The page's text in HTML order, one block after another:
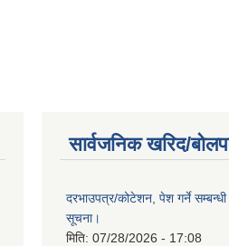
सार्वजनिक खरिद/
दरभाउपत्र/कोटेशन, पेश गर्ने सम्बन्धी
सूचना।
मिति: 07/28/2026 - 17:08